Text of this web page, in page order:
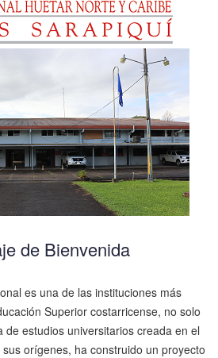
de Bienvenida
es una de las instituciones más
Superior costarricense, no solo
de estudios universitarios creada en el
orígenes, ha construido un proyecto